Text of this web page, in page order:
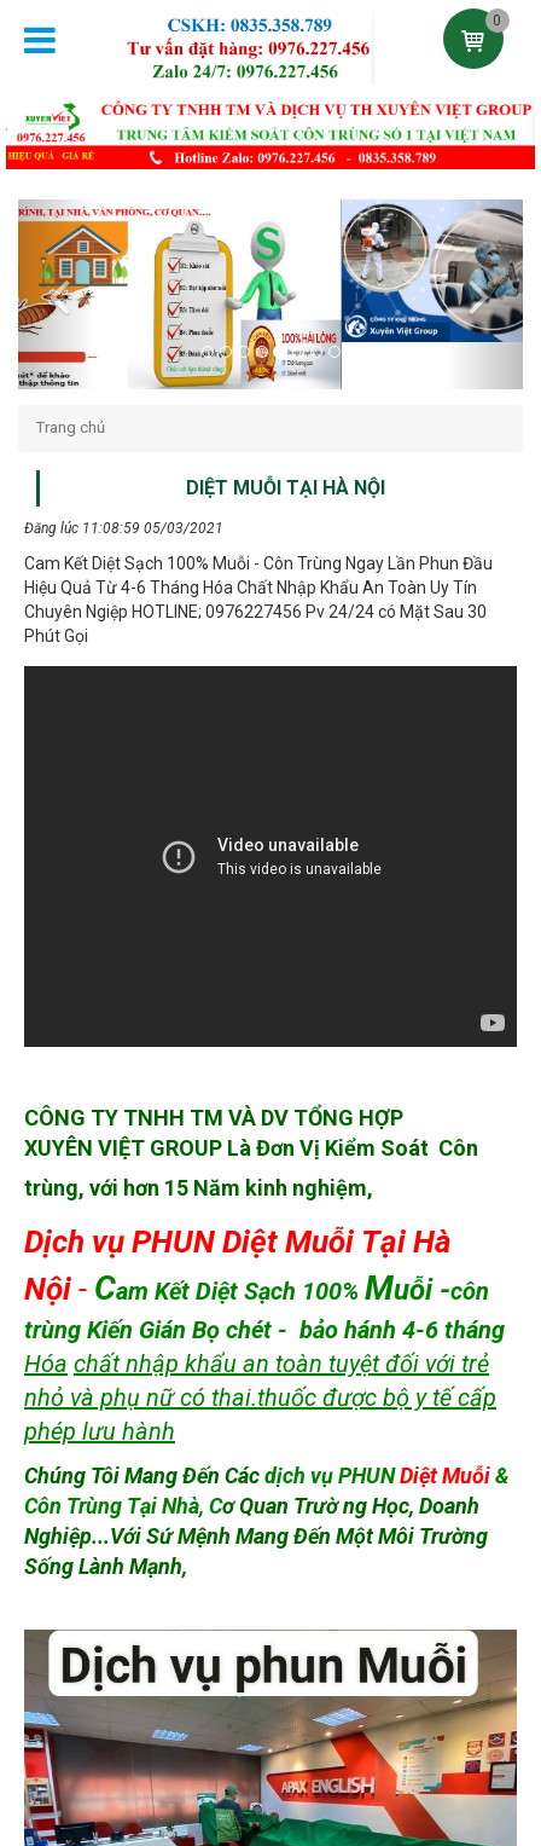
0
Previous Next
Trang chủ
Đăng lúc 11:08:59 05/03/2021
Hiệu Quả Từ 4-6 Tháng Hóa Chất Nhập Khẩu An Toàn Uy Tín
Chuyên Ngiệp HOTLINE; 0976227456 Pv 24/24 có Mặt Sau 30
Phút Gọi
XUYÊN VIỆT GROUP Là Đơn Vị Kiểm Soát Côn
trùng, với hơn 15 Năm kinh nghiệm,
Dịch vụ PHUN Diệt Muỗi Tại Hà
Nội-Cam Kết Diệt Sạch 100%Muỗi -
trùngKiến Gián Bọ chét -bảo hánh 4-6 tháng
Hóa
chất nhập khẩu an toàn tuyệt đối với trẻ
nhỏ và phụ nữ có thai.thuốc được bộ y tế cấp
phép lưu hành
Chúng Tôi Mang Đến Các
Nghiệp...Với Sứ Mệnh Mang Đến Một Môi Trường
Sống Lành Mạnh,